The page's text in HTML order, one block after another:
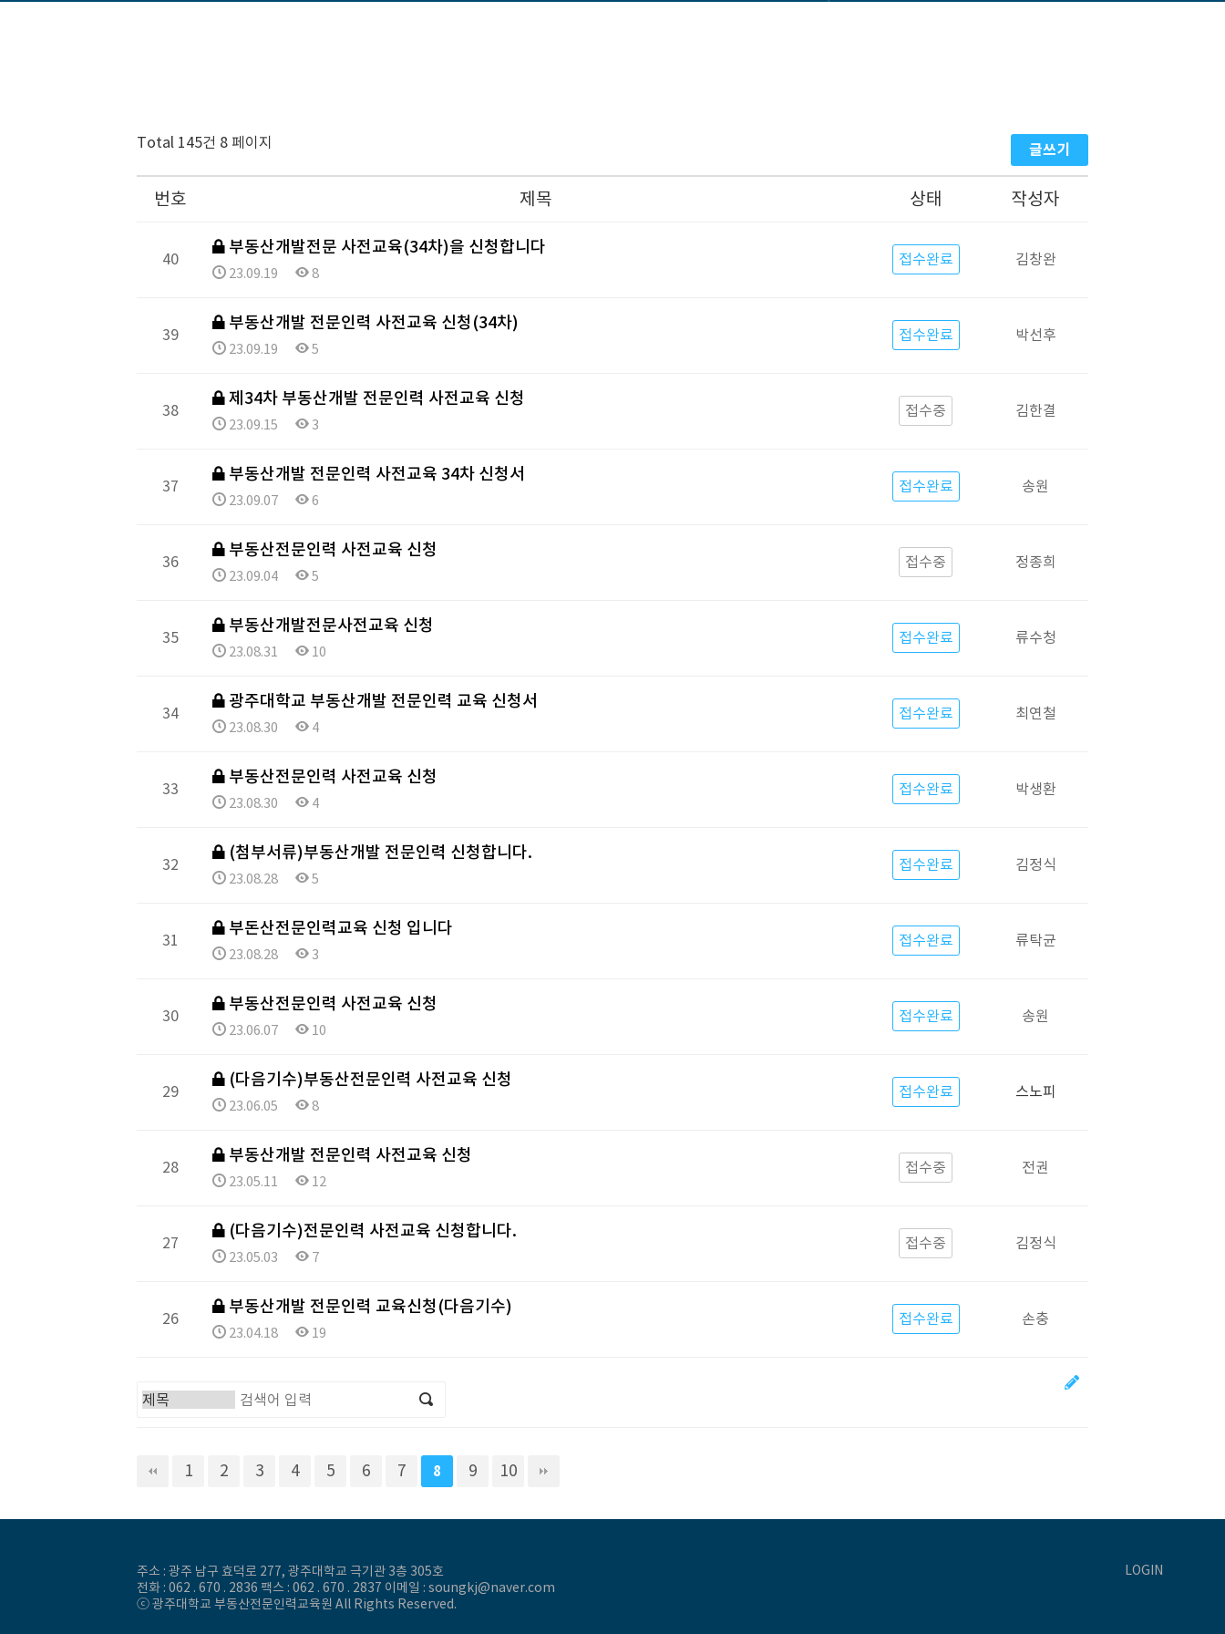
Total 145건 8 페이지 글쓰기
번호 제목 상태 작성자
40
부동산개발전문 사전교육(34차)을 신청합니다
23.09.19 8
접수완료 김창완
39
부동산개발 전문인력 사전교육 신청(34차)
23.09.19 5
접수완료 박선후
38
제34차 부동산개발 전문인력 사전교육 신청
23.09.15 3
접수중 김한결
37
부동산개발 전문인력 사전교육 34차 신청서
23.09.07 6
접수완료 송원
36
부동산전문인력 사전교육 신청
23.09.04 5
접수중 정종희
35
부동산개발전문사전교육 신청
23.08.31 10
접수완료 류수청
34
광주대학교 부동산개발 전문인력 교육 신청서
23.08.30 4
접수완료 최연철
33
부동산전문인력 사전교육 신청
23.08.30 4
접수완료 박생환
32
(첨부서류)부동산개발 전문인력 신청합니다.
23.08.28 5
접수완료 김정식
31
부돈산전문인력교육 신청 입니다
23.08.28 3
접수완료 류탁균
30
부동산전문인력 사전교육 신청
23.06.07 10
접수완료 송원
29
(다음기수)부동산전문인력 사전교육 신청
23.06.05 8
접수완료 스노피
28
부동산개발 전문인력 사전교육 신청
23.05.11 12
접수중 전권
27
(다음기수)전문인력 사전교육 신청합니다.
23.05.03 7
접수중 김정식
26
부동산개발 전문인력 교육신청(다음기수)
23.04.18 19
접수완료 손충
1 2 3 4 5 6 7 8 9 10
LOGIN
주소 : 광주 남구 효덕로 277, 광주대학교 극기관 3층 305호
전화 : 062 . 670 . 2836 팩스 : 062 . 670 . 2837 이메일 : soungkj@naver.com
ⓒ광주대학교 부동산전문인력교육원 All Rights Reserved.